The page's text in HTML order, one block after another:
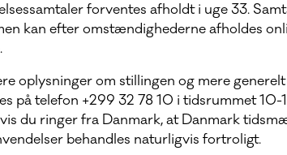
forventes afholdt i uge 33.
kan efter omstændighederne afholdes
oplysninger om stillingen og mere
på telefon +299 32 78 10 i tidsrummet
du ringer fra Danmark, at Danmark
behandles naturligvis fortroligt.